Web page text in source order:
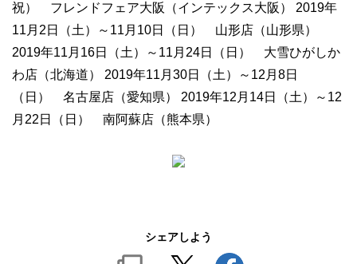
祝） フレンドフェア大阪（インテックス大阪） 2019年
11月2日（土）～11月10日（日） 山形店（山形県）
2019年11月16日（土）～11月24日（日） 大雪ひがしか
わ店（北海道） 2019年11月30日（土）～12月8日
（日） 名古屋店（愛知県） 2019年12月14日（土）～12
月22日（日） 南阿蘇店（熊本県）
シェアしよう